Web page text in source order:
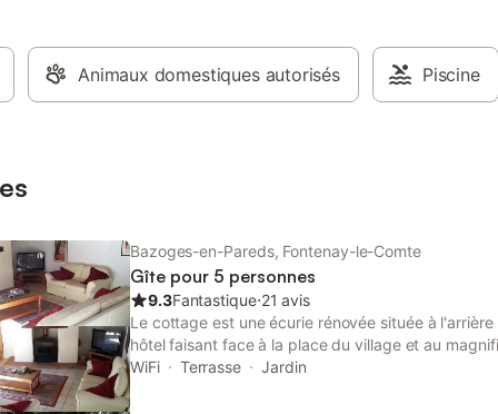
Animaux domestiques autorisés Piscine
Bazoges-en-Pareds, Fontenay-le-Comte
Gîte pour 5 personnes
9.3Fantastique⋅21 avis
Le cottage est une écurie rénovée située à
hôtel faisant face à la place du village et au
Le chalet décloisonné est situé dans une cour
WiFi Terrasse Jardin